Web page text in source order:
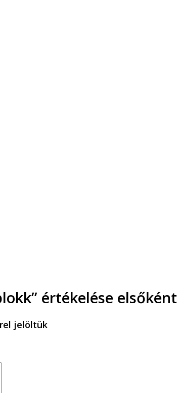
értékelése elsőként
jelöltük